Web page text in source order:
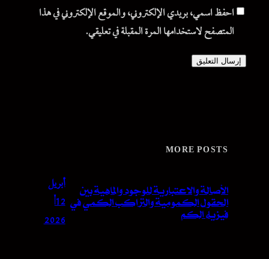
احفظ اسمي، بريدي الإلكتروني، والموقع الإلكتروني في هذا
المتصفح لاستخدامها المرة المقبلة في تعليقي.
MORE POSTS
الأصالة والاعتبارية للوجود والماهية بين
الحقول الكمومية والتراكب الكمي في
فيزياء الكم
أبريل
12,
2026